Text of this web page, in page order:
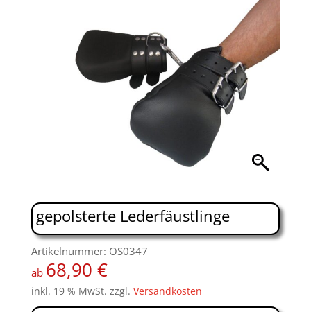
gepolsterte Lederfäustlinge
Artikelnummer: OS0347
ab 68,90 €
inkl. 19 % MwSt. zzgl. Versandkosten